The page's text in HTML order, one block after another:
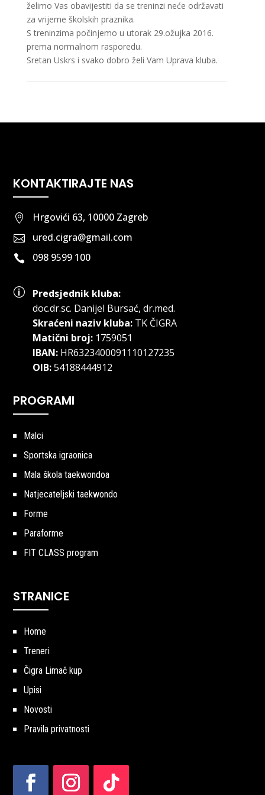
želimo Vas obavijestiti da se treninzi neće održavati
za vrijeme školskih praznika.
S treninzima počinjemo u utorak 29.ožujka 2016.
prema normalnom rasporedu.
Sretan Uskrs i svako dobro želi Vam Uprava kluba.
KONTAKTIRAJTE NAS
 Hrgovići 63, 10000 Zagreb
 ured.cigra@gmail.com
 098 9599 100
p
Predsjednik kluba:
doc.dr.sc. Danijel Bursać, dr.med.
Skraćeni naziv kluba:TK ČIGRA
Matični broj:1759051
IBAN:HR6323400091110127235
OIB:54188444912
PROGRAMI
Malci
Sportska igraonica
Mala škola taekwondoa
Natjecateljski taekwondo
Forme
Paraforme
FIT CLASS program
STRANICE
Home
Treneri
Čigra Limač kup
Upisi
Novosti
Pravila privatnosti